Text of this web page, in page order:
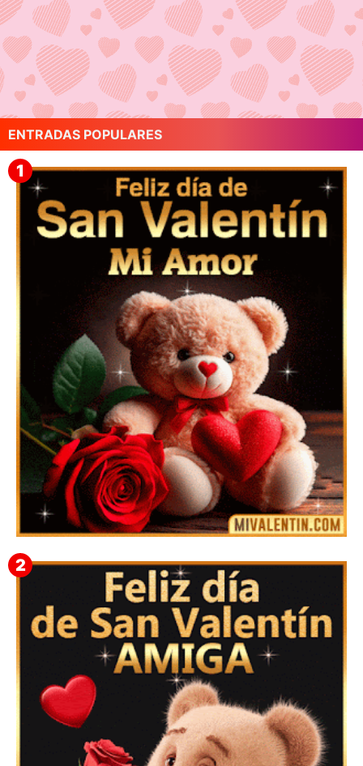
ENTRADAS POPULARES
🎁 Imágenes Gif Personalizadas con Nombres para
San Valentín 2026 💘